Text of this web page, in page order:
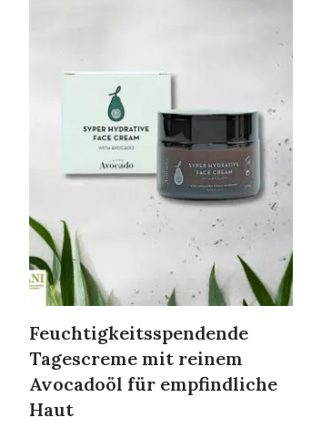
Feuchtigkeitsspendende
Tagescreme mit reinem
Avocadoöl für empfindliche
Haut